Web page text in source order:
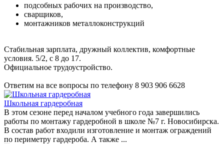
подсобных рабочих на производство,
сварщиков,
монтажников металлоконструкций
Стабильная зарплата, дружный коллектив, комфортные
условия. 5/2, с 8 до 17.
Официальное трудоустройство.
Ответим на все вопросы по телефону 8 903 906 6628
Школьная гардеробная
В этом сезоне перед началом учебного года завершились
работы по монтажу гардеробной в школе №7 г. Новосибирска.
В состав работ входили изготовление и монтаж ограждений
по периметру гардероба. А также ...